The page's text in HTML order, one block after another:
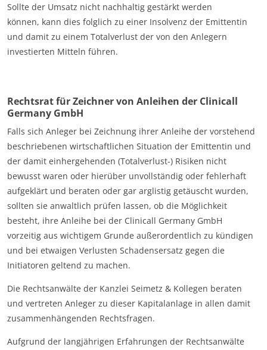
Sollte der Umsatz nicht nachhaltig gestärkt werden
können, kann dies folglich zu einer Insolvenz der Emittentin
und damit zu einem Totalverlust der von den Anlegern
investierten Mitteln führen.
Rechtsrat für Zeichner von Anleihen der Clinicall
Germany GmbH
Falls sich Anleger bei Zeichnung ihrer Anleihe der vorstehend
beschriebenen wirtschaftlichen Situation der Emittentin und
der damit einhergehenden (Totalverlust-) Risiken nicht
bewusst waren oder hierüber unvollständig oder fehlerhaft
aufgeklärt und beraten oder gar arglistig getäuscht wurden,
sollten sie anwaltlich prüfen lassen, ob die Möglichkeit
besteht, ihre Anleihe bei der Clinicall Germany GmbH
vorzeitig aus wichtigem Grunde außerordentlich zu kündigen
und bei etwaigen Verlusten Schadensersatz gegen die
Initiatoren geltend zu machen.
Die Rechtsanwälte der Kanzlei Seimetz & Kollegen beraten
und vertreten Anleger zu dieser Kapitalanlage in allen damit
zusammenhängenden Rechtsfragen.
Aufgrund der langjährigen Erfahrungen der Rechtsanwälte